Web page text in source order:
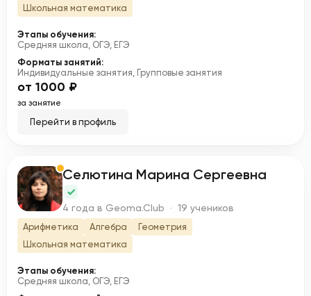
Школьная математика
Этапы обучения:
Средняя школа, ОГЭ, ЕГЭ
Форматы занятий:
Индивидуальные занятия, Групповые занятия
от 1000 ₽
за занятие
Перейти в профиль
С Селютина Марина Сергеевна
4 года в Geoma.Club · 19 учеников
Арифметика Алгебра
Геометрия
Школьная математика
Этапы обучения:
Средняя школа, ОГЭ, ЕГЭ